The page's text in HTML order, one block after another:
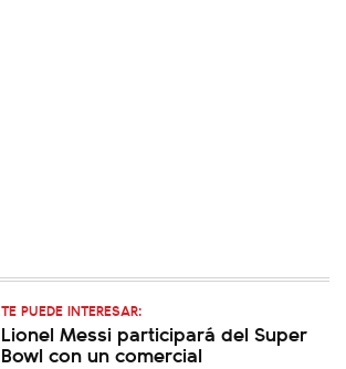
TE PUEDE INTERESAR:
Lionel Messi participará del Super
Bowl con un comercial